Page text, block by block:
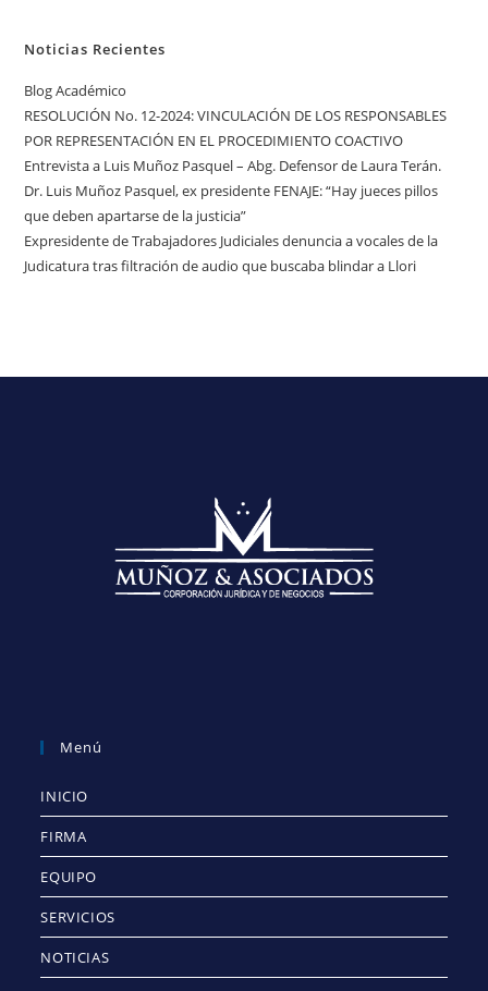
Noticias Recientes
Blog Académico
RESOLUCIÓN No. 12-2024: VINCULACIÓN DE LOS RESPONSABLES
POR REPRESENTACIÓN EN EL PROCEDIMIENTO COACTIVO
Entrevista a Luis Muñoz Pasquel – Abg. Defensor de Laura Terán.
Dr. Luis Muñoz Pasquel, ex presidente FENAJE: “Hay jueces pillos
que deben apartarse de la justicia”
Expresidente de Trabajadores Judiciales denuncia a vocales de la
Judicatura tras filtración de audio que buscaba blindar a Llori
Menú
INICIO
FIRMA
EQUIPO
SERVICIOS
NOTICIAS